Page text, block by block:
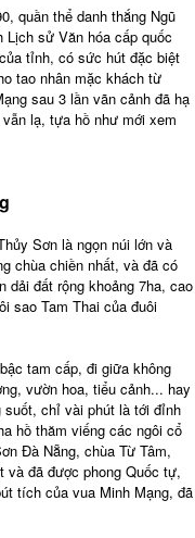
quần thể danh thắng Ngũ
Lịch sử Văn hóa cấp quốc
tỉnh, có sức hút đặc biệt
tao nhân mặc khách từ
sau 3 lần vãn cảnh đã hạ
lạ, tựa hồ như mới xem
Sơn là ngọn núi lớn và
chùa chiền nhất, và đã có
dải đất rộng khoảng 7ha, cao
sao Tam Thai của đuôi
tam cấp, đi giữa không
vườn hoa, tiểu cảnh... hay
suốt, chỉ vài phút là tới đỉnh
hồ thăm viếng các ngôi cổ
Đà Nẵng, chùa Từ Tâm,
và đã được phong Quốc tự,
tích của vua Minh Mạng, đã